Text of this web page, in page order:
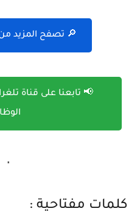
🔎 تصفح المزيد
📢 تابعنا على قناة
كلمات مفتاحية :